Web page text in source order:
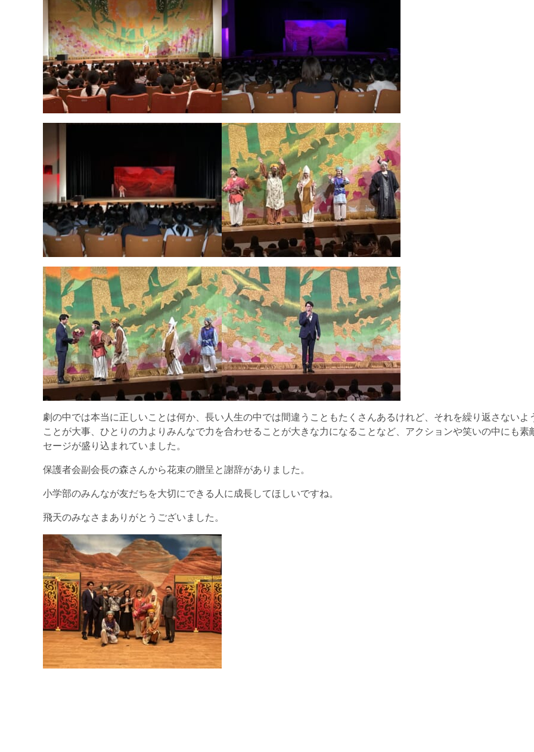
劇の中では本当に正しいことは何か、長い人生の中では間違うこともたくさんあるけれど、それを繰り返さないよ
ことが大事、ひとりの力よりみんなで力を合わせることが大きな力になることなど、アクションや笑いの中にも素
セージが盛り込まれていました。
保護者会副会長の森さんから花束の贈呈と謝辞がありました。
小学部のみんなが友だちを大切にできる人に成長してほしいですね。
飛天のみなさまありがとうございました。